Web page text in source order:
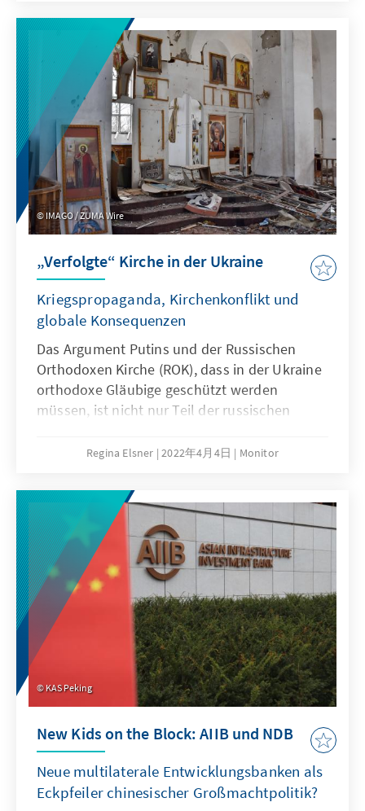
fördern. Allerdings zeigt sich auch, dass nicht
alle Instrumente dafür geeignet sind.
IMAGO / ZUMA Wire
„Verfolgte“ Kirche in der Ukraine
Kriegspropaganda, Kirchenkonflikt und
globale Konsequenzen
Das Argument Putins und der Russischen
Orthodoxen Kirche (ROK), dass in der Ukraine
orthodoxe Gläubige geschützt werden
müssen, ist nicht nur Teil der russischen
ukrainischen Gläubigen, es hat auch
Einsatz für Religionsfreiheit. Der Krieg in der
Ukraine im angeblichen Schutz verfolgter
Christen unterwandert auch die
Menschenrechtsagenda internationaler
Akteure und sollte kritisch hinterfragt werden.
Regina Elsner 2022年4月4日 Monitor
KAS Peking
New Kids on the Block: AIIB und NDB
Neue multilaterale Entwicklungsbanken als
Eckpfeiler chinesischer Großmachtpolitik?